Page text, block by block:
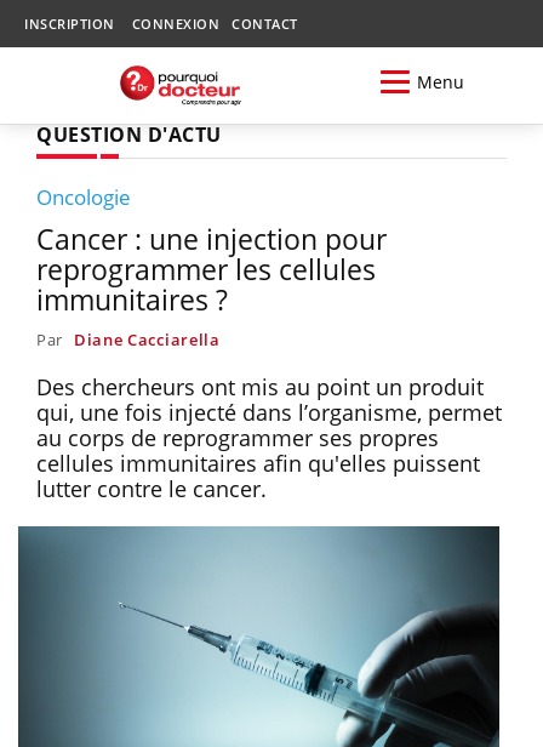
INSCRIPTION CONNEXION CONTACT
Menu
QUESTION D'ACTU
Oncologie
Cancer : une injection pour
reprogrammer les cellules
immunitaires ?
Par Diane Cacciarella
Des chercheurs ont mis au point un produit
qui, une fois injecté dans l’organisme, permet
au corps de reprogrammer ses propres
cellules immunitaires afin qu'elles puissent
lutter contre le cancer.